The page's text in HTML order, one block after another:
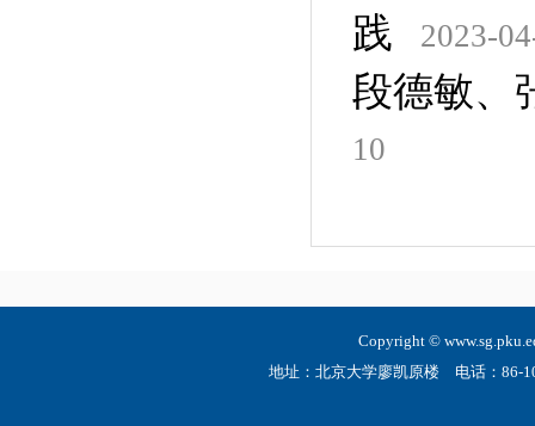
践
2023-
段德敏、
10
Copyright ©
地址：北京大学廖凯原楼 电话：86-